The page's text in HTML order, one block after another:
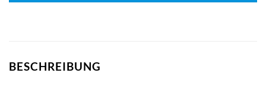
BESCHREIBUNG